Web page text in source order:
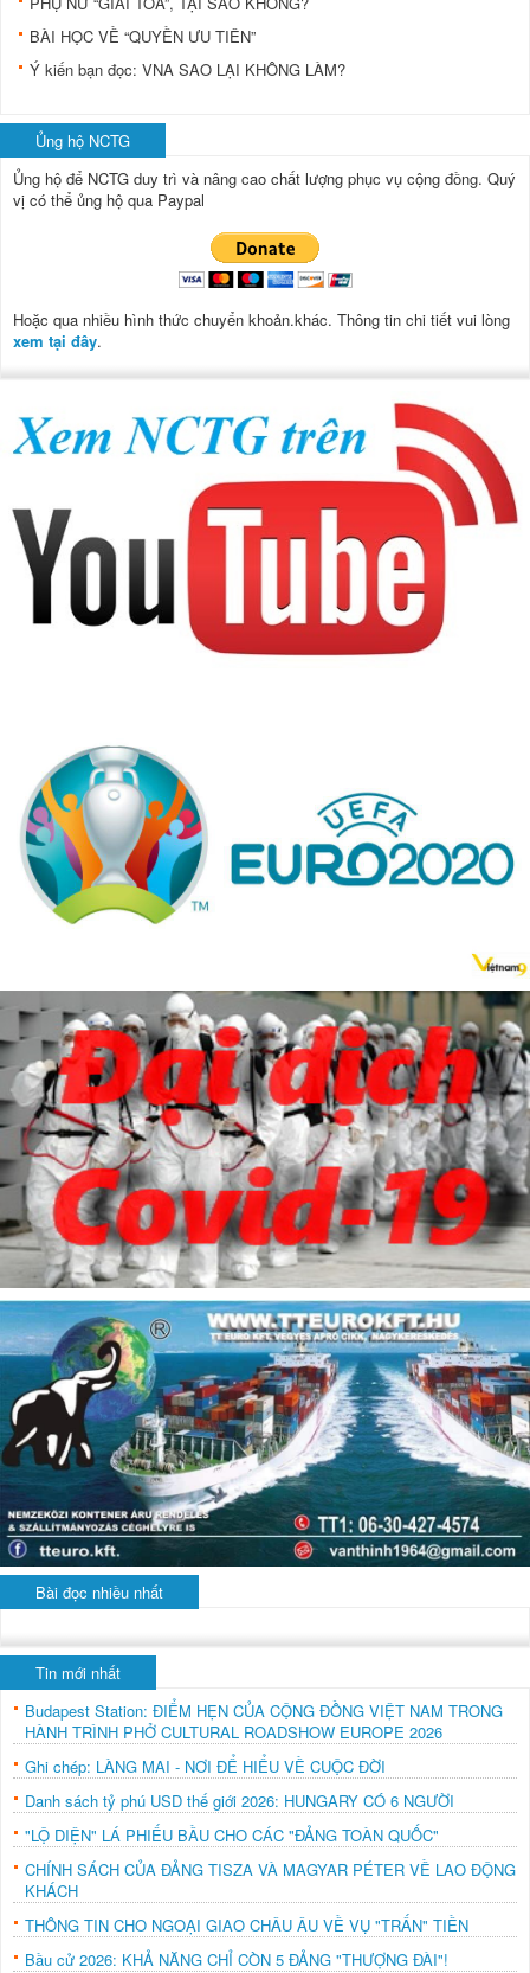
BÀI HỌC VỀ “QUYỀN ƯU TIÊN”
Ý kiến bạn đọc: VNA SAO LẠI KHÔNG LÀM?
Ủng hộ NCTG
Ủng hộ để NCTG duy trì và nâng cao chất lượng phục vụ cộng đồng. Quý
vị có thể ủng hộ qua Paypal
Hoặc qua nhiều hình thức chuyển khoản.khác. Thông tin chi tiết vui lòng
xem tại đây.
Bài đọc nhiều nhất
Tin mới nhất
Budapest Station: ĐIỂM HẸN CỦA CỘNG ĐỒNG VIỆT NAM TRONG
HÀNH TRÌNH PHỞ CULTURAL ROADSHOW EUROPE 2026
Ghi chép: LÀNG MAI - NƠI ĐỂ HIỂU VỀ CUỘC ĐỜI
Danh sách tỷ phú USD thế giới 2026: HUNGARY CÓ 6 NGƯỜI
"LỘ DIỆN" LÁ PHIẾU BẦU CHO CÁC "ĐẢNG TOÀN QUỐC"
CHÍNH SÁCH CỦA ĐẢNG TISZA VÀ MAGYAR PÉTER VỀ LAO ĐỘNG
KHÁCH
THÔNG TIN CHO NGOẠI GIAO CHÂU ÂU VỀ VỤ "TRẤN" TIỀN
Bầu cử 2026: KHẢ NĂNG CHỈ CÒN 5 ĐẢNG "THƯỢNG ĐÀI"!